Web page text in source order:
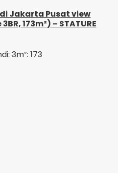
Jakarta Pusat view
173m²) – STATURE
3m²: 173